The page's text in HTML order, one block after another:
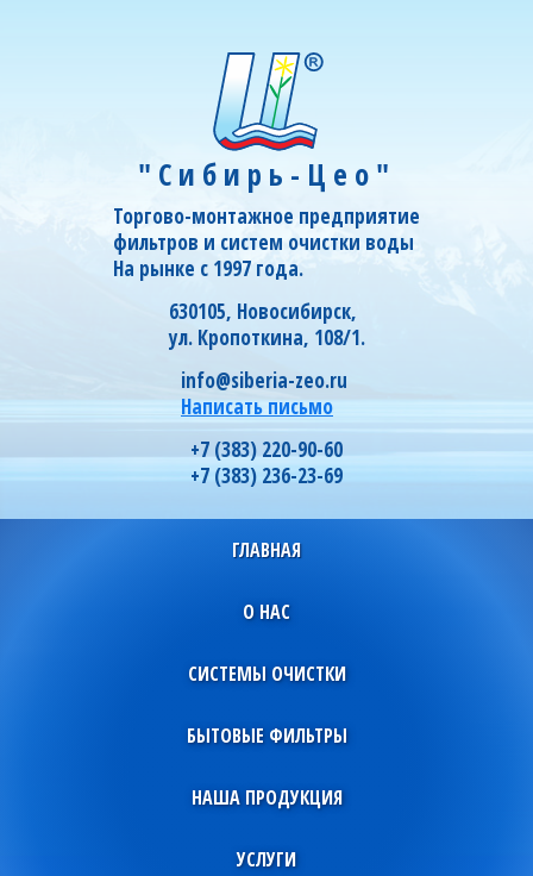
"Сибирь-Цео"
Торгово-монтажное предприятие
фильтров и систем очистки воды
На рынке с 1997 года.
630105, Новосибирск,
ул. Кропоткина, 108/1.
info@siberia-zeo.ru
Написать письмо
+7 (383) 220-90-60
+7 (383) 236-23-69
ГЛАВНАЯ
О НАС
СИСТЕМЫ ОЧИСТКИ
БЫТОВЫЕ ФИЛЬТРЫ
НАША ПРОДУКЦИЯ
УСЛУГИ